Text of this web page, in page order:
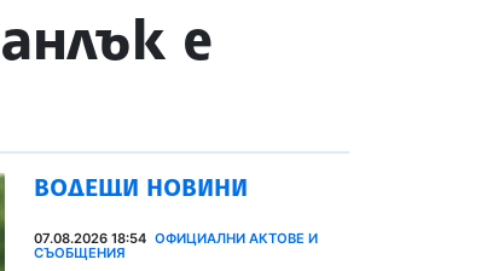
е
ВОДЕЩИ НОВИНИ
07.08.2026 18:54 ОФИЦИАЛНИ АКТОВЕ И
СЪОБЩЕНИЯ